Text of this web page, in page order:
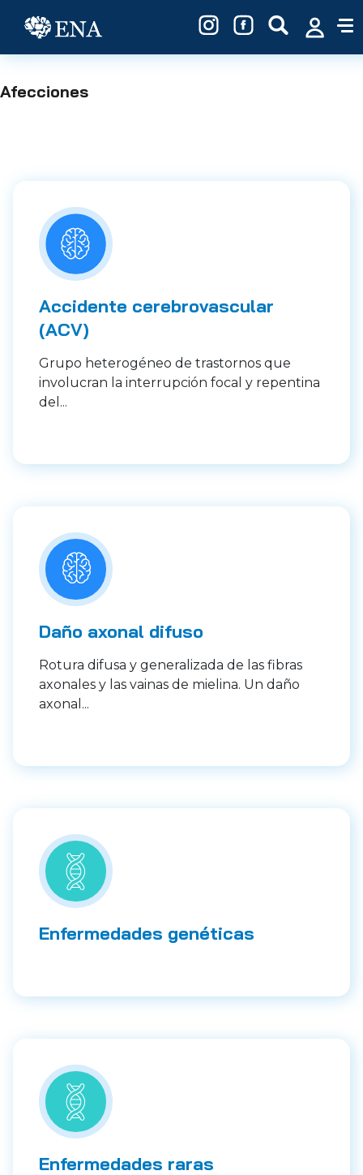
Afecciones
Accidente cerebrovascular
(ACV)
Grupo heterogéneo de trastornos que
involucran la interrupción focal y repentina
del...
Daño axonal difuso
Rotura difusa y generalizada de las fibras
axonales y las vainas de mielina. Un daño
axonal...
Enfermedades genéticas
Enfermedades raras